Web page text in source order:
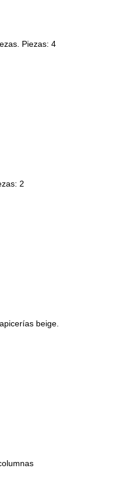
Piezas: 4
2
beige.